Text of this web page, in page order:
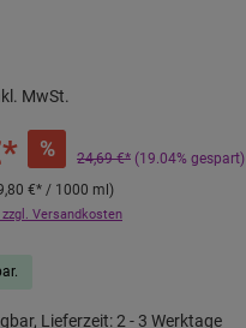
MwSt.
% 24,69 €* (19.04% gespart)
€* / 1000 ml)
Versandkosten
Lieferzeit: 2 - 3 Werktage